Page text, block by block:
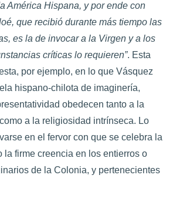
América Hispana, y por ende con
que recibió durante más tiempo las
es la de invocar a la Virgen y a los
críticas lo requieren”. Esta
por ejemplo, en lo que Vásquez
hispano-chilota de imaginería,
obedecen tanto a la
a la religiosidad intrínseca. Lo
en el fervor con que se celebra la
la firme creencia en los entierros o
de la Colonia, y pertenecientes